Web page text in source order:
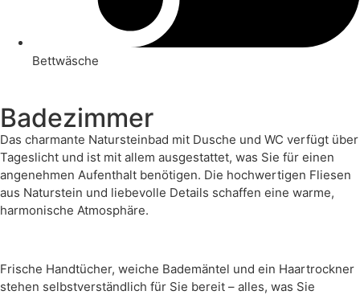
Bettwäsche
Badezimmer
Das charmante Natursteinbad mit Dusche und WC verfügt über
Tageslicht und ist mit allem ausgestattet, was Sie für einen
angenehmen Aufenthalt benötigen. Die hochwertigen Fliesen
aus Naturstein und liebevolle Details schaffen eine warme,
harmonische Atmosphäre.
Frische Handtücher, weiche Bademäntel und ein Haartrockner
stehen selbstverständlich für Sie bereit – alles, was Sie